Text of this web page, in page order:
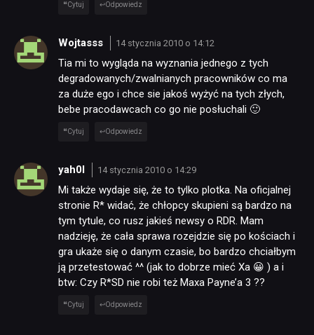
Cytuj Odpowiedz
Wojtasss 14 stycznia 2010 o 14:12
Tia mi to wygląda na wyznania jednego z tych
degradowanych/zwalnianych pracowników co ma
za duże ego i chce sie jakoś wyżyć na tych złych,
bebe pracodawcach co go nie posłuchali 🙂
Cytuj Odpowiedz
yah0l 14 stycznia 2010 o 14:29
Mi także wydaje się, że to tylko plotka. Na oficjalnej
stronie R* widać, że chłopcy skupieni są bardzo na
tym tytule, co rusz jakieś newsy o RDR. Mam
nadzieję, że cała sprawa rozejdzie się po kościach i
gra ukaże się o danym czasie, bo bardzo chciałbym
ją przetestować ^^ (jak to dobrze mieć Xa 😀 ) a i
btw: Czy R*SD nie robi też Maxa Payne’a 3 ??
Cytuj Odpowiedz